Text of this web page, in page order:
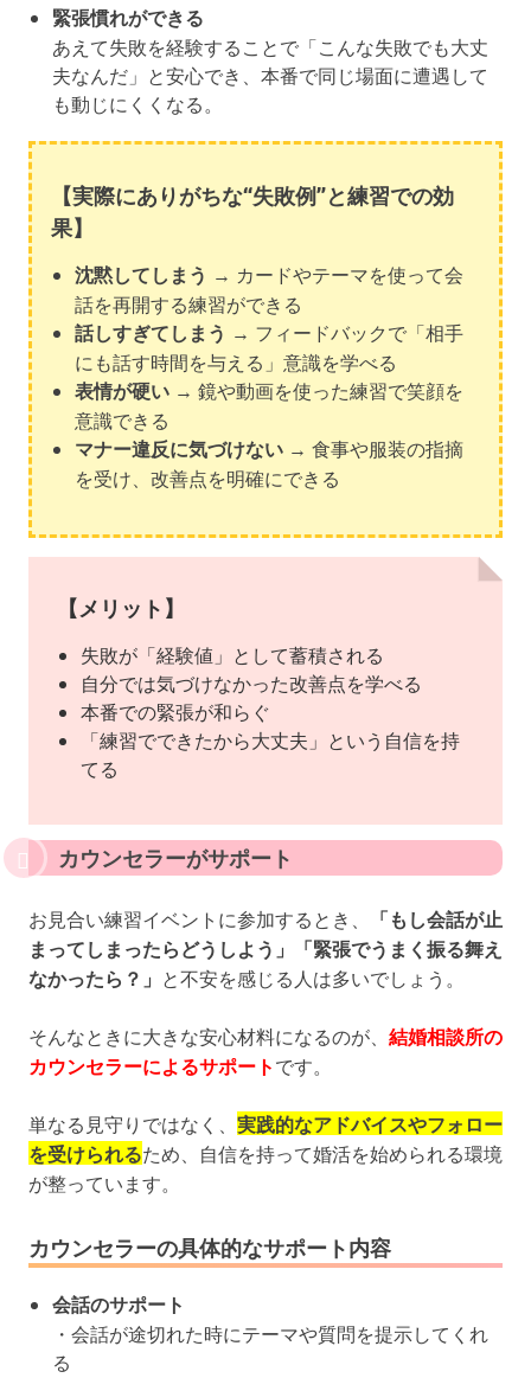
緊張慣れができる
あえて失敗を経験することで「こんな失敗でも大丈
夫なんだ」と安心でき、本番で同じ場面に遭遇して
も動じにくくなる。
【実際にありがちな“失敗例”と練習での効
果】
沈黙してしまう → カードやテーマを使って会
話を再開する練習ができる
話しすぎてしまう → フィードバックで「相手
にも話す時間を与える」意識を学べる
表情が硬い → 鏡や動画を使った練習で笑顔を
意識できる
マナー違反に気づけない → 食事や服装の指摘
を受け、改善点を明確にできる
【メリット】
失敗が「経験値」として蓄積される
自分では気づけなかった改善点を学べる
本番での緊張が和らぐ
「練習でできたから大丈夫」という自信を持
てる
カウンセラーがサポート
お見合い練習イベントに参加するとき、
「もし会話が止
まってしまったらどうしよう」「緊張でうまく振る舞え
なかったら？」 と不安を感じる人は多いでしょう。
そんなときに大きな安心材料になるのが、 結婚相談所の
カウンセラーによるサポート です。
単なる見守りではなく、 実践的なアドバイスやフォロー
を受けられるため、自信を持って婚活を始められる環境
が整っています。
カウンセラーの具体的なサポート内容
会話のサポート
・会話が途切れた時にテーマや質問を提示してくれ
る